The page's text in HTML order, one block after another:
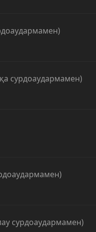
сурдоаудармамен)
сурдоаудармамен)